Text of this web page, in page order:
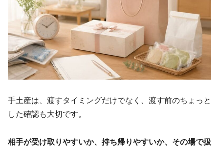
手土産は、渡すタイミングだけでなく、渡す前のちょっと
した確認も大切です。
相手が受け取りやすいか、持ち帰りやすいか、その場で扱